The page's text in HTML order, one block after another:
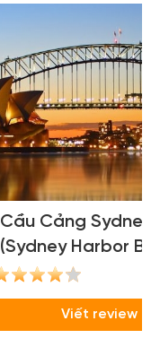
Cầu Cảng Sydney
(Sydney Harbor
Viết review